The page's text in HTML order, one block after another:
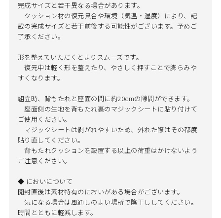
完成サイズと若干異なる場合があります。
クッション材の復元具合や環境（気温・湿度）により、記
載の完成サイズと若干前後する可能性がございます。予めご
了承ください。
形を整えていただくとよりスムーズです。
復元中は軽く形を整えたり、やさしく押すことで膨らみや
すくなります。
組立時、背もたれと座面の間に約20cmの隙間ができます。
座面側の生地を背もたれ裏のマジックシートに貼り付けて
ご使用ください。
マジックシートは剥がれやすいため、外れた際はその都度
貼り直してください。
背もたれクッションを設置する以上の荷重はかけないよう
ご注意ください。
◆ においについて
開封直後は素材特有のにおいがある場合がございます。
気になる場合は風通しのよい場所で陰干ししてください。
時間とともに軽減します。